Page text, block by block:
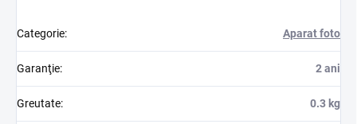
Categorie: Aparat foto
Garanţie: 2 ani
Greutate: 0.3 kg